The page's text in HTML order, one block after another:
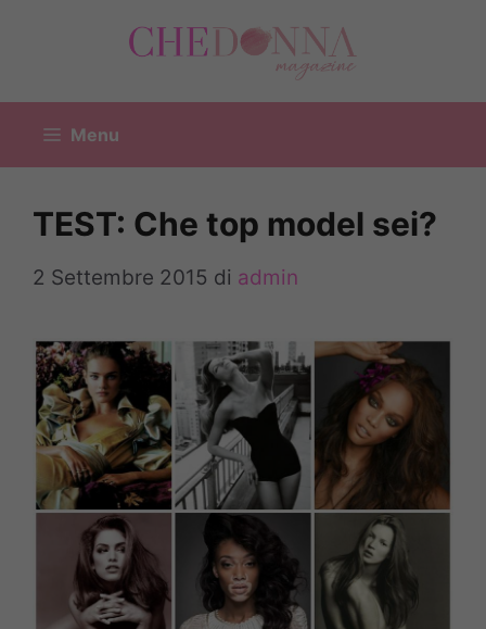
Menu
TEST: Che top model sei?
2 Settembre 2015 di admin